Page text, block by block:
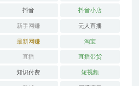
抖音 抖音小店
新手网赚 无人直播
最新网赚 淘宝
直播 直播带货
知识付费 短视频